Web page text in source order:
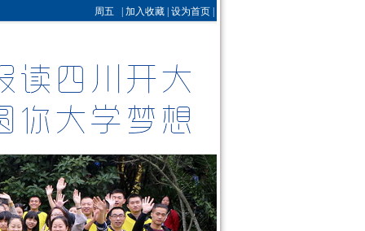
周五 | 加入收藏 设为首页